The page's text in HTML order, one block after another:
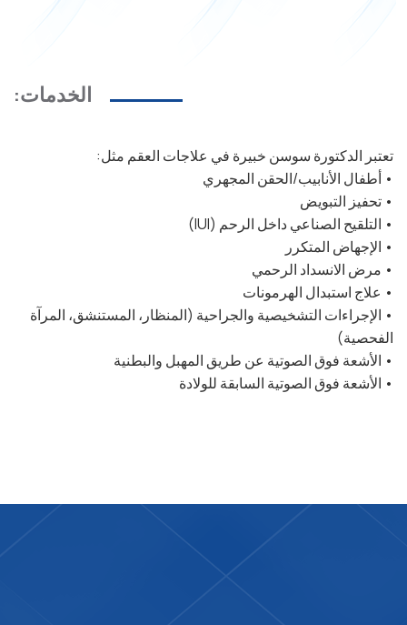
الخدمات:
تعتبر الدكتورة سوسن خبيرة في علاجات العقم مثل:
• أطفال الأنابيب/الحقن المجهري
• تحفيز التبويض
• التلقيح الصناعي داخل الرحم (IUI)
• الإجهاض المتكرر
• مرض الانسداد الرحمي
• علاج استبدال الهرمونات
• الإجراءات التشخيصية والجراحية (المنظار، المستنشق، المرآة
الفحصية)
• الأشعة فوق الصوتية عن طريق المهبل والبطنية
• الأشعة فوق الصوتية السابقة للولادة